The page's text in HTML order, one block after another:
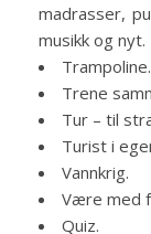
madrasser,
musikk og nyt.
Trampoline.
Trene
Tur – til
Turist i
Vannkrig.
Være med
Quiz.